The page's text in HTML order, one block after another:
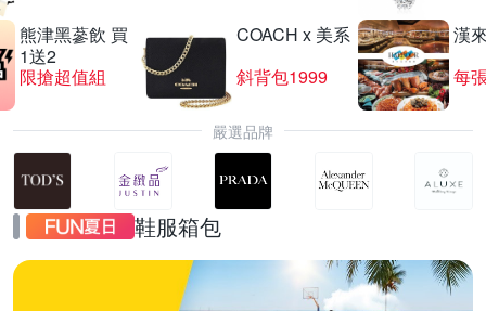
熊津黑蔘飲 買
1送2
限搶超值組
COACH x 美系
斜背包1999
漢
每
嚴選品牌
鞋服箱包